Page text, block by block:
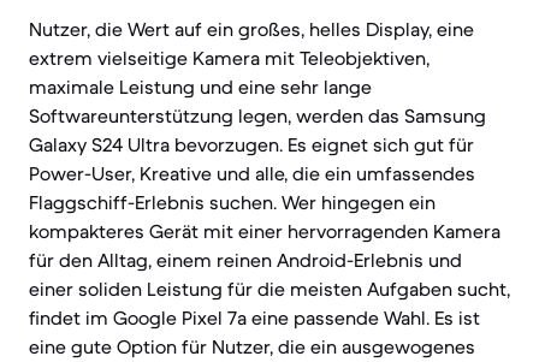
Nutzer, die Wert auf ein großes, helles Display, eine
extrem vielseitige Kamera mit Teleobjektiven,
maximale Leistung und eine sehr lange
Softwareunterstützung legen, werden das Samsung
Galaxy S24 Ultra bevorzugen. Es eignet sich gut für
Power-User, Kreative und alle, die ein umfassendes
Flaggschiff-Erlebnis suchen. Wer hingegen ein
kompakteres Gerät mit einer hervorragenden Kamera
für den Alltag, einem reinen Android-Erlebnis und
einer soliden Leistung für die meisten Aufgaben sucht,
findet im Google Pixel 7a eine passende Wahl. Es ist
eine gute Option für Nutzer, die ein ausgewogenes